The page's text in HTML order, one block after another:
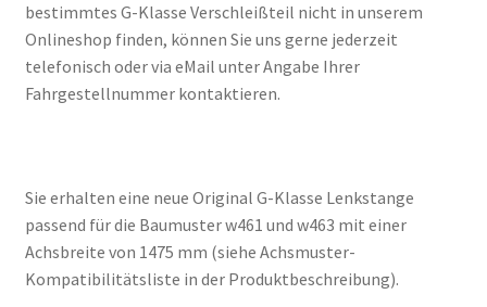
bestimmtes G-Klasse Verschleißteil nicht in unserem
Onlineshop finden, können Sie uns gerne jederzeit
telefonisch oder via eMail unter Angabe Ihrer
Fahrgestellnummer kontaktieren.
Sie erhalten eine neue Original G-Klasse Lenkstange
passend für die Baumuster w461 und w463 mit einer
Achsbreite von 1475 mm (siehe Achsmuster-
Kompatibilitätsliste in der Produktbeschreibung).